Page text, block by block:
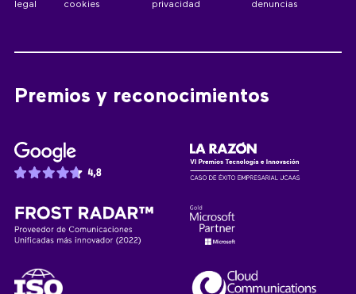
legal
cookies
privacidad
denuncias
Premios y reconocimientos